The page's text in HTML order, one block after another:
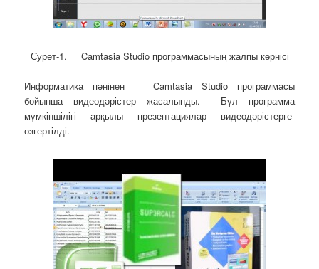
Сурет-1. Camtasia Studio программасының жалпы көрнісі
Информатика пәнінен Camtasia Studio программасы
бойынша видеодәрістер жасалынды. Бұл программа
мүмкіншілігі арқылы презентациялар видеодәрістерге
өзгертілді.